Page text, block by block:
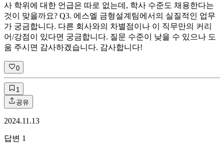
사 학위에 대한 언급은 따로 없는데, 학사 수준도 채용한다는
것이 맞을까요? Q3. 에스엘 금형설계팀에서의 실질적인 업무
가 궁금합니다. 다른 회사와의 차별점이나 이 직무만의 커리
어/강점이 있다면 궁금합니다. 질문 수준이 낮을 수 있으나 도
움 주시면 감사하겠습니다. 감사합니다!
0
1
공유
2024.11.13
답변 1